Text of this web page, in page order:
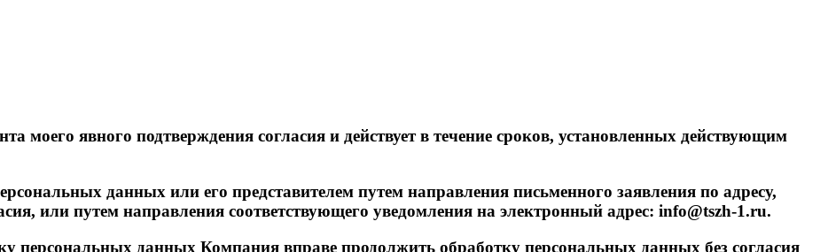
моего явного подтверждения согласия и действует в течение сроков, установленных действующим
данных или его представителем путем направления письменного заявления по адресу,
или путем направления соответствующего уведомления на электронный адрес: info@tszh-1.ru.
персональных данных Компания вправе продолжить обработку персональных данных без согласия